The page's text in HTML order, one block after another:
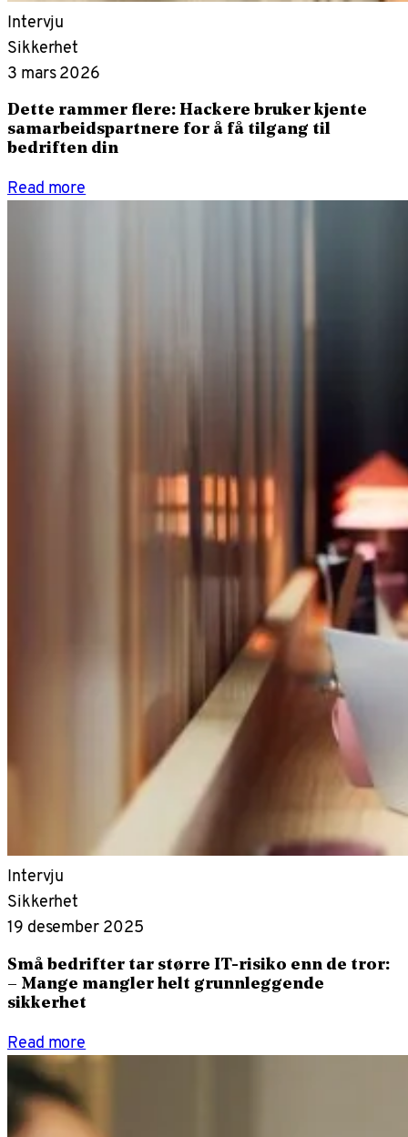
Intervju
Sikkerhet
3 mars 2026
Dette rammer flere: Hackere bruker kjente
samarbeidspartnere for å få tilgang til
bedriften din
Read more
Intervju
Sikkerhet
19 desember 2025
Små bedrifter tar større IT-risiko enn de tror:
– Mange mangler helt grunnleggende
sikkerhet
Read more